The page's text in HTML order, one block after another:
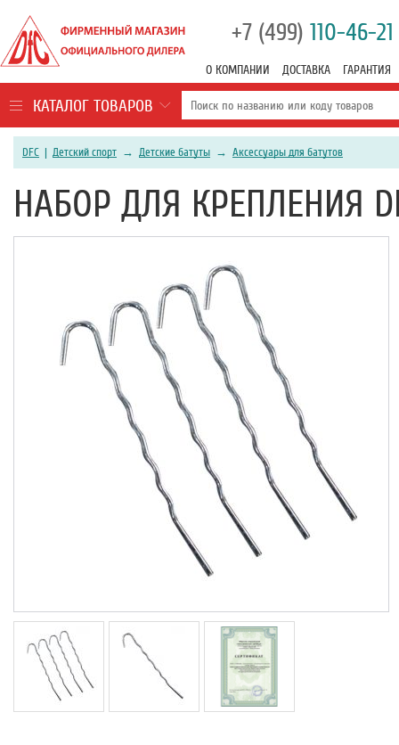
+7 (499) 110-46-21
О КОМПАНИИ ДОСТАВКА ГАРАНТИЯ
КАТАЛОГ ТОВАРОВ
DFC | Детский спорт → Детские батуты → Аксессуары для батутов
НАБОР ДЛЯ КРЕПЛЕНИЯ